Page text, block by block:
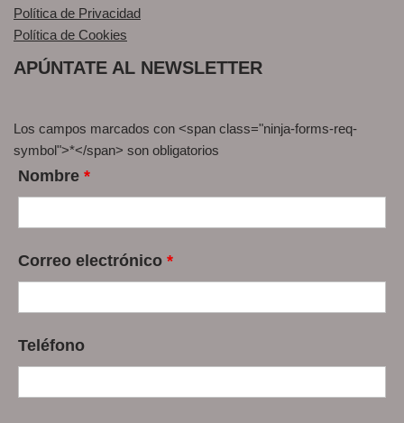
Política de Privacidad
Política de Cookies
APÚNTATE AL NEWSLETTER
Los campos marcados con <span class="ninja-forms-req-
symbol">*</span> son obligatorios
Nombre *
Correo electrónico *
Teléfono